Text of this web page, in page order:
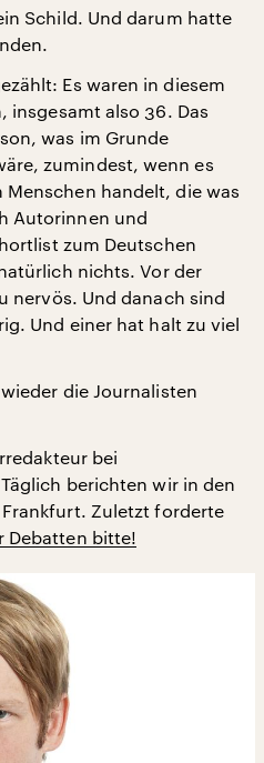
Schild. Und darum hatte
Es waren in diesem
insgesamt also 36. Das
was im Grunde
zumindest, wenn es
Menschen handelt, die was
Autorinnen und
zum Deutschen
nichts. Vor der
nervös. Und danach sind
Und einer hat halt zu viel
die Journalisten
bei
berichten wir in den
Zuletzt forderte
Debatten bitte!